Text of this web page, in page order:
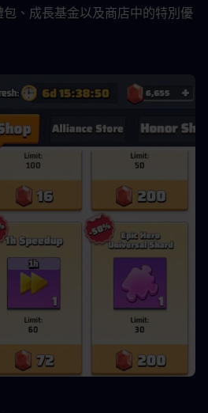
、成長基金以及商店中的特別優